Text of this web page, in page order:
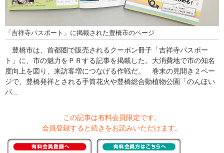
「吉祥寺パスポート」に掲載された豊橋市のページ
豊橋市は、首都圏で販売されるクーポン冊子「吉祥寺パスポー
ト」に、市の魅力をＰＲする記事を掲載した。大消費地で市の知名
度向上を図り、来訪客増につなげる作戦だ。 巻末の見開き２ペー
ジで、豊橋発祥とされる手筒花火や豊橋総合動植物公園「のんほい
パ...
この記事は有料会員限定です。
会員登録すると続きをお読みいただけます。